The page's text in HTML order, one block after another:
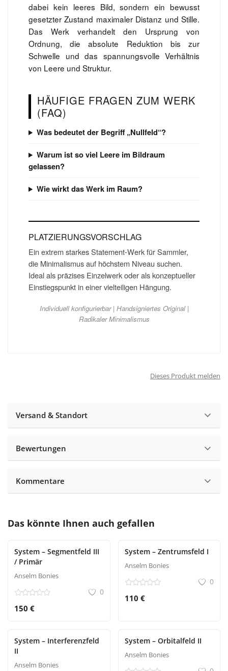
dabei kein leeres Bild, sondern ein bewusst
gesetzter Zustand maximaler Distanz und Stille.
Das Werk verhandelt den Ursprung von
Ordnung, die absolute Reduktion bis zur
Schwelle und das spannungsvolle Verhältnis
von Leere und Struktur.
HÄUFIGE FRAGEN ZUM WERK
(FAQ)
Was bedeutet der Begriff „Nullfeld“?
Warum ist so viel Leere im Bildraum
gelassen?
Wie wirkt das Werk im Raum?
PLATZIERUNGSVORSCHLAG
Ein extrem starkes Statement-Werk für Sammler,
die Minimalismus auf höchstem Niveau suchen.
Ideal als präzises Einzelwerk oder als konzeptueller
Einstiegspunkt in einer vielteiligen Hängung.
Individuell konfigurierbar | Handsigniertes Original |
Radikaler Minimalismus
Dieses Produkt melden
Versand & Standort
Bewertungen
Kommentare
Das könnte Ihnen auch gefallen
System – Segmentfeld III
/ Primär
Anselm Bonies
0
150 €
System – Zentrumsfeld I
Anselm Bonies
0
110 €
System – Interferenzfeld
II
Anselm Bonies
System – Orbitalfeld II
Anselm Bonies